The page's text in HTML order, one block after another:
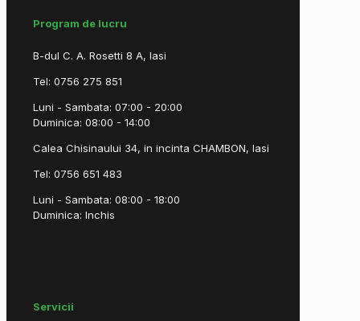
Program de lucru
B-dul C. A. Rosetti 8 A, Iasi
Tel: 0756 275 851
Luni - Sambata: 07:00 - 20:00
Duminica: 08:00 - 14:00
Calea Chisinaului 34, in incinta CHAMBON, Iasi
Tel: 0756 651 483
Luni - Sambata: 08:00 - 18:00
Duminica: Inchis
Servicii